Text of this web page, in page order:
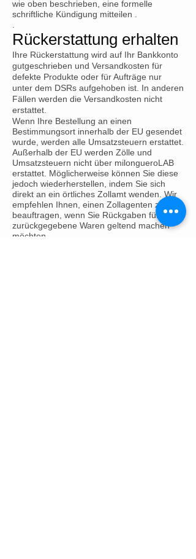
wie oben beschrieben, eine formelle
schriftliche Kündigung mitteilen .
Rückerstattung erhalten
Ihre Rückerstattung wird auf Ihr Bankkonto
gutgeschrieben und Versandkosten für
defekte Produkte oder für Aufträge nur
unter dem DSRs aufgehoben ist. In anderen
Fällen werden die Versandkosten nicht
erstattet.
Wenn Ihre Bestellung an einen
Bestimmungsort innerhalb der EU gesendet
wurde, werden alle Umsatzsteuern erstattet.
Außerhalb der EU werden Zölle und
Umsatzsteuern nicht über milongueroLAB
erstattet. Möglicherweise können Sie diese
jedoch wiederherstellen, indem Sie sich
direkt an ein örtliches Zollamt wenden. Wir
empfehlen Ihnen, einen Zollagenten zu
beauftragen, wenn Sie Rückgaben für
zurückgegebene Waren geltend machen
möchten.